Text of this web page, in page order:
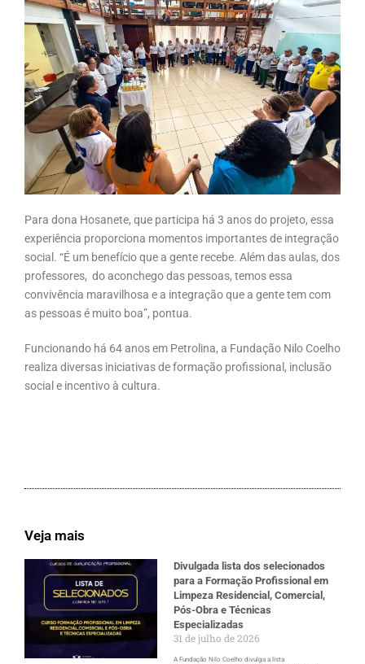
Para dona Hosanete, que participa há 3 anos do projeto, essa
experiência proporciona momentos importantes de integração
social. “É um benefício que a gente recebe. Além das aulas, dos
professores, do aconchego das pessoas, temos essa
convivência maravilhosa e a integração que a gente tem com
as pessoas é muito boa”, pontua.
Funcionando há 64 anos em Petrolina, a Fundação Nilo Coelho
realiza diversas iniciativas de formação profissional, inclusão
social e incentivo à cultura.
Veja mais
Divulgada lista dos selecionados
para a Formação Profissional em
Limpeza Residencial, Comercial,
Pós-Obra e Técnicas
Especializadas
31 de julho de 2026
A Fundação Nilo Coelho divulga a lista